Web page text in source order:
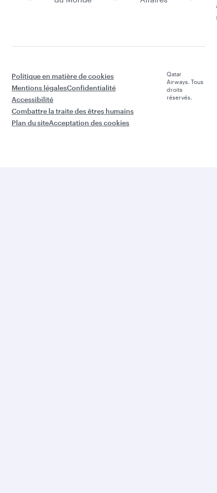
Politique en matière de cookies
Mentions légalesConfidentialité
Accessibilité
Combattre la traite des êtres humains
Plan du siteAcceptation des cookies
Qatar
Airways. Tous
droits
réservés.